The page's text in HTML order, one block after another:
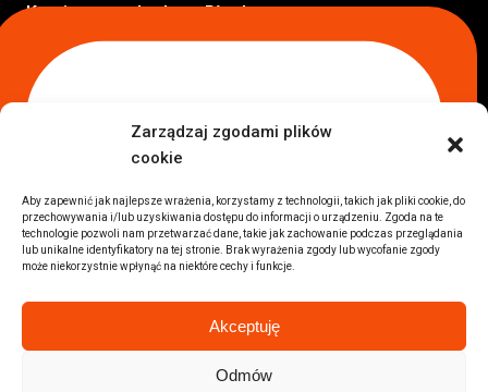
Zarządzaj zgodami plików
cookie
Aby zapewnić jak najlepsze wrażenia, korzystamy z technologii, takich jak pliki cookie, do
przechowywania i/lub uzyskiwania dostępu do informacji o urządzeniu. Zgoda na te
technologie pozwoli nam przetwarzać dane, takie jak zachowanie podczas przeglądania
lub unikalne identyfikatory na tej stronie. Brak wyrażenia zgody lub wycofanie zgody
może niekorzystnie wpłynąć na niektóre cechy i funkcje.
Akceptuję
Odmów
Komis samochodowy Płock
Komis samochodowy Opole
Komis samochodowy Lublin
Komis samochodowy Sochaczew
Inne Lokalizacje
Auta z USA Rzeszów
Auta z USA Białystok
Auta z USA Kraków
Marki samochodów
Sprzedam BMW
Wszystkie marki samochodów